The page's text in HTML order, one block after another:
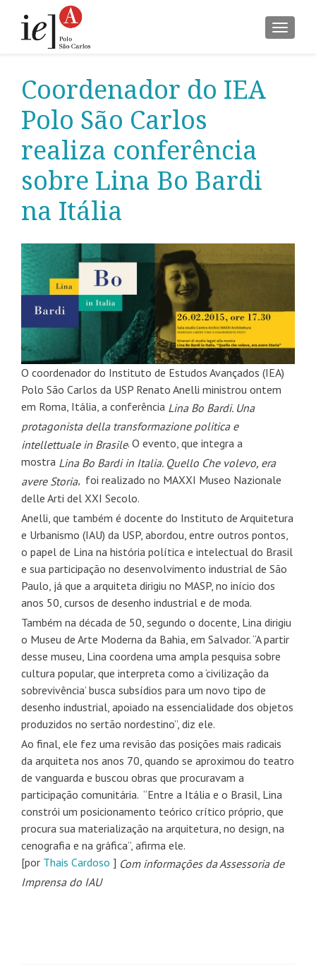
Coordenador do IEA
Polo São Carlos
realiza conferência
sobre Lina Bo Bardi
na Itália
O coordenador do Instituto de Estudos Avançados (IEA)
Polo São Carlos da USP Renato Anelli ministrou ontem
em Roma, Itália, a conferência Lina Bo Bardi. Una
protagonista della transformazione politica e
intellettuale in Brasile. O evento, que integra a
mostra Lina Bo Bardi in Italia. Quello Che volevo, era
avere Storia, foi realizado no MAXXI Museo Nazionale
delle Arti del XXI Secolo.
Anelli, que também é docente do Instituto de Arquitetura
e Urbanismo (IAU) da USP, abordou, entre outros pontos,
o papel de Lina na história política e intelectual do Brasil
e sua participação no desenvolvimento industrial de São
Paulo, já que a arquiteta dirigiu no MASP, no início dos
anos 50, cursos de desenho industrial e de moda.
Também na década de 50, segundo o docente, Lina dirigiu
o Museu de Arte Moderna da Bahia, em Salvador. “A partir
desse museu, Lina coordena uma ampla pesquisa sobre
cultura popular, que interpreta como a ‘civilização da
sobrevivência’ busca subsídios para um novo tipo de
desenho industrial, apoiado na essencialidade dos objetos
produzidos no sertão nordestino”, diz ele.
Ao final, ele fez uma revisão das posições mais radicais
da arquiteta nos anos 70, quando se aproximou do teatro
de vanguarda e buscou obras que procuravam a
participação comunitária. “Entre a Itália e o Brasil, Lina
constrói um posicionamento teórico crítico próprio, que
procura sua materialização na arquitetura, no design, na
cenografia e na gráfica”, afirma ele.
[por Thais Cardoso ] Com informações da Assessoria de
Imprensa do IAU